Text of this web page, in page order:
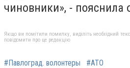
чиновники», - пояснила
Якщо ви помітили помилку, виділіть необхідний
повідомити про це редакцію
#Павлоград. волонтеры #АТО